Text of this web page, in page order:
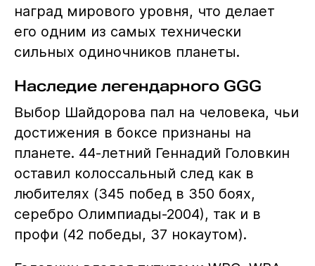
наград мирового уровня, что делает
его одним из самых технически
сильных одиночников планеты.
Наследие легендарного GGG
Выбор Шайдорова пал на человека, чьи
достижения в боксе признаны на
планете. 44-летний Геннадий Головкин
оставил колоссальный след как в
любителях (345 побед в 350 боях,
серебро Олимпиады-2004), так и в
профи (42 победы, 37 нокаутом).